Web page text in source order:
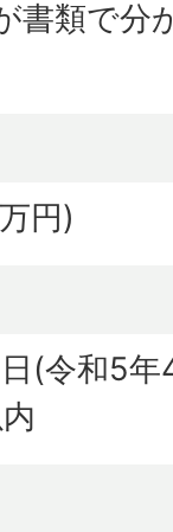
書類で分
円)
(令和5